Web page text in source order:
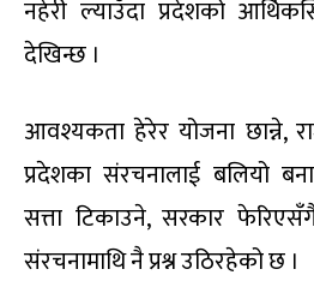
नहेरी ल्याउँदा प्रदेशको
देखिन्छ ।
आवश्यकता हेरेर योजना छान्ने,
प्रदेशका संरचनालाई बलियो
सत्ता टिकाउने, सरकार
संरचनामाथि नै प्रश्न उठिरहेको छ ।